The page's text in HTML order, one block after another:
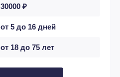
30000 ₽
от 5 до 16 дней
от 18 до 75 лет